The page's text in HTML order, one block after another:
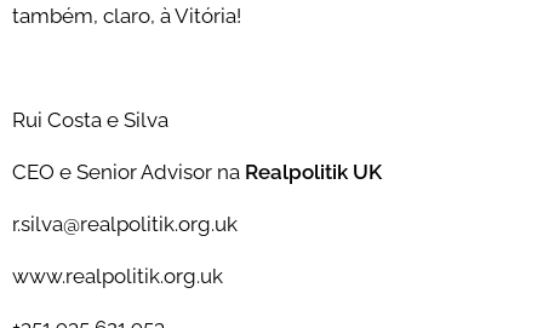
também, claro, à Vitória!
Rui Costa e Silva
CEO e Senior Advisor na Realpolitik UK
r.silva@realpolitik.org.uk
www.realpolitik.org.uk